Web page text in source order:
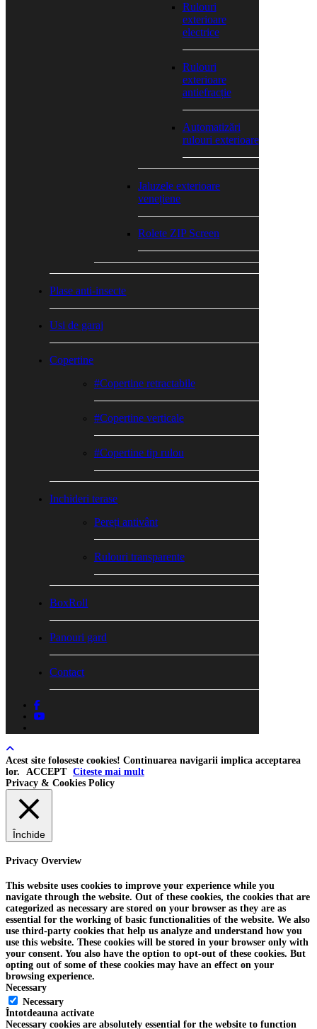
Rulouri
exterioare
electrice
Rulouri
exterioare
antiefracție
Automatizări
rulouri exterioare
Jaluzele exterioare
venețiene
Rolete ZIP Screen
Plase anti-insecte
Usi de garaj
Copertine
#Copertine retractabile
#Copertine verticale
#Copertine tip rulou
Inchideri terase
Pereți antivânt
Rulouri transparente
BoxRoll
Panouri gard
Contact
facebook
youtube
Acest site foloseste cookies! Continuarea navigarii implica acceptarea
lor.
ACCEPT Citeste mai mult
Privacy & Cookies Policy
Închide
Privacy Overview
This website uses cookies to improve your experience while you
navigate through the website. Out of these cookies, the cookies that are
categorized as necessary are stored on your browser as they are as
essential for the working of basic functionalities of the website. We also
use third-party cookies that help us analyze and understand how you
use this website. These cookies will be stored in your browser only with
your consent. You also have the option to opt-out of these cookies. But
opting out of some of these cookies may have an effect on your
browsing experience.
Necessary
Necessary
Întotdeauna activate
Necessary cookies are absolutely essential for the website to function